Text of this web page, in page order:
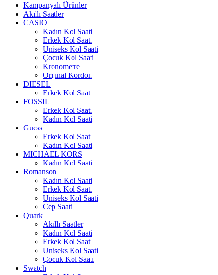
Kampanyalı Ürünler
Akıllı Saatler
CASIO
Kadın Kol Saati
Erkek Kol Saati
Uniseks Kol Saati
Çocuk Kol Saati
Kronometre
Orijinal Kordon
DIESEL
Erkek Kol Saati
FOSSIL
Erkek Kol Saati
Kadın Kol Saati
Guess
Erkek Kol Saati
Kadın Kol Saati
MICHAEL KORS
Kadın Kol Saati
Romanson
Kadın Kol Saati
Erkek Kol Saati
Uniseks Kol Saati
Cep Saati
Quark
Akıllı Saatler
Kadın Kol Saati
Erkek Kol Saati
Uniseks Kol Saati
Çocuk Kol Saati
Swatch